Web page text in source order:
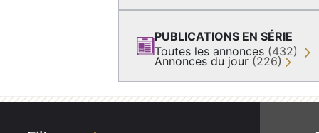
PUBLICATIONS EN SÉRIE
Toutes les annonces (432)
Annonces du jour (226)